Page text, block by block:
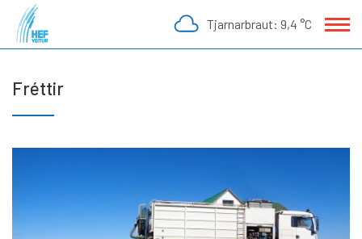
Fara
Tjarnarbraut: 9,4 °C
Fréttir